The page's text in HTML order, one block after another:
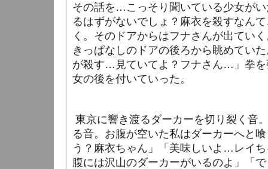
その話を…こっそり聞いている少女が
るはずがないでしょ？麻衣を殺すなん
く。そのドアからはフナさんが出てい
きっぱなしのドアの後ろから眺めてい
が殺す…見ていてよ？フナさん…」拳を
女の後を付いていった。
東京に響き渡るダーカーを切り裂く音
る音。お腹が空いた私はダーカーへと
う？麻衣ちゃん」「美味しいよ…レイ
腹には沢山のダーカーがいるのよ」「